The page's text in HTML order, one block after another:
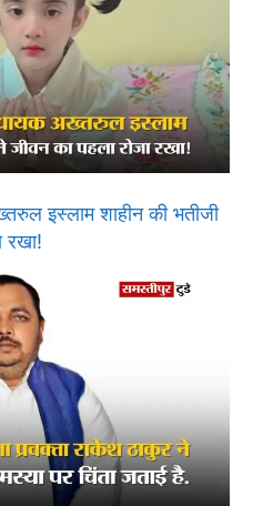
इस्लाम शाहीन की भतीजी
रखा!